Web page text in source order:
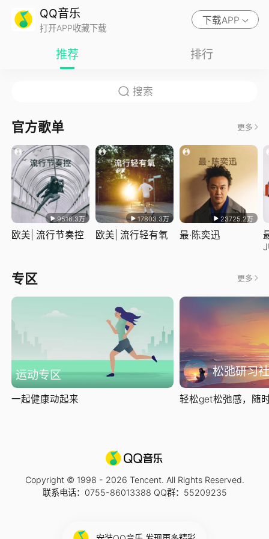
QQ音乐
打开APP收藏下载
下载APP
推荐 排行
官方歌单 更多
9516.3万
欧美| 流行节奏控
17803.3万
欧美| 流行轻有氧
23725.2万
最·陈奕迅
专区 更多
运动专区
一起健康动起来
松弛研习社
轻松get松弛感，随
Copyright © 1998 - 2026 Tencent. All Rights Reserved.
联系电话：0755-86013388 QQ群：55209235